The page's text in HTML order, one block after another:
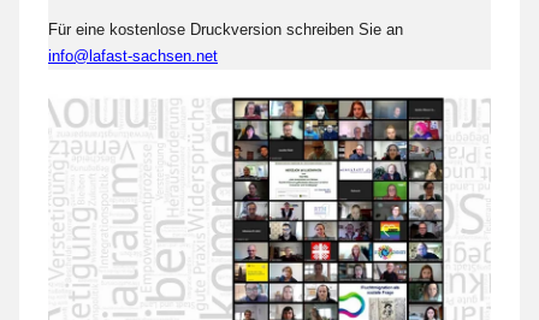
Für eine kostenlose Druckversion schreiben Sie an
info@lafast-sachsen.net